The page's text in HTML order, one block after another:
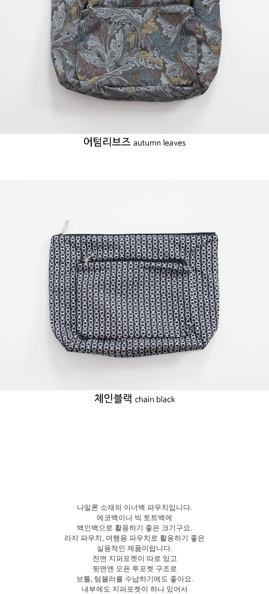
나일론 소재의 이너백 파우치입니다.
에코백이나 빅 토트백에
백인백으로 활용하기 좋은 크기구요.
라지 파우치, 여행용 파우치로 활용하기 좋은
실용적인 제품이랍니다.
전면 지퍼포켓이 따로 있고
뒷면엔 오픈 투포켓 구조로
보틀, 텀블러를 수납하기에도 좋아요.
내부에도 지퍼포켓이 하나 있어서